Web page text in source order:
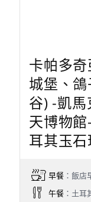
卡帕多
城堡、
谷) -凱
天博物
耳其玉石
早餐：飯店
午餐：土耳